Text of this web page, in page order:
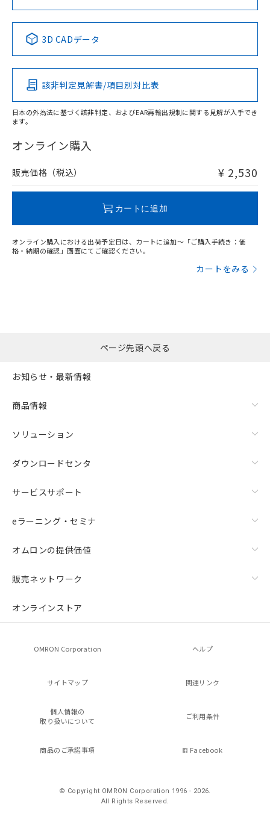
Pb Hg Cd Cr(VI)
O
在庫等で未対応品が混在する可能性があります。
問い合わせください。
No No No No
この製品の規格認証/適合状況ページへ
その他の認証はこちらのページからご検索ください
3D CADデータ
該非判定見解書/項目別対比表
日本の外為法に基づく該非判定、およびEAR再輸出規制に関する見解が入手でき
ます。
オンライン購入
販売価格（税込） ¥ 2,530
カートに追加
オンライン購入における出荷予定日は、カートに追加～「ご購入手続き：価
格・納期の確認」画面にてご確認ください。
カートをみる
ページ先頭へ戻る
お知らせ・最新情報
商品情報
ソリューション
ダウンロードセンタ
サービスサポート
eラーニング・セミナ
オムロンの提供価値
販売ネットワーク
オンラインストア
OMRON Corporation ヘルプ
サイトマップ 関連リンク
個人情報の
取り扱いについて
ご利用条件
商品のご承諾事項 Facebook
© Copyright OMRON Corporation 1996 - 2026.
All Rights Reserved.